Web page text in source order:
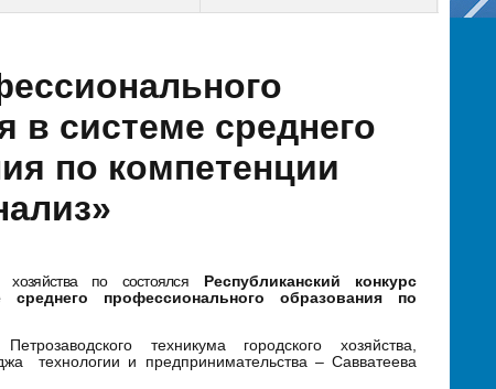
в системе среднего
по компетенции
хозяйства по состоялся
Республиканский конкурс
профессионального образования по
техникума городского хозяйства,
технологии и предпринимательства – Савватеева